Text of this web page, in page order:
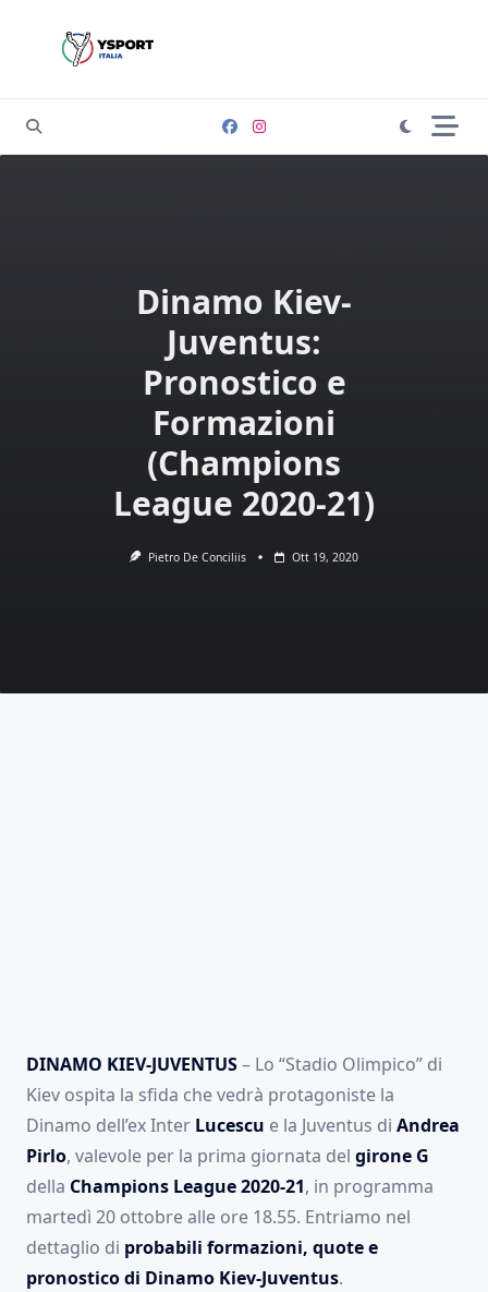
Dinamo Kiev-
Juventus:
Pronostico e
Formazioni
(Champions
League 2020-21)
Pietro De Conciliis Ott 19, 2020
DINAMO KIEV-JUVENTUS– Lo “Stadio Olimpico” di
Kiev ospita la sfida che vedrà protagoniste la
Dinamo dell’ex Inter Lucescu e la Juventus di Andrea
Pirlo, valevole per la prima giornata del girone G
della Champions League 2020-21, in programma
martedì 20 ottobre alle ore 18.55. Entriamo nel
dettaglio di probabili formazioni, quote e
pronostico di Dinamo Kiev-Juventus.